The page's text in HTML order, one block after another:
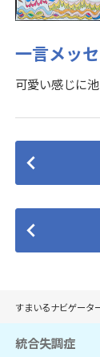
一言メッ
可愛い感じに
すまいるナビゲータ
統合失調症